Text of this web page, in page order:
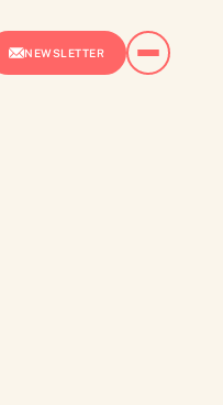
NEWSLETTER